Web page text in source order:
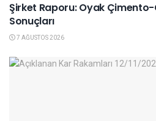
Şirket Raporu: Oyak Çimento-
Sonuçları
7 AĞUSTOS 2026